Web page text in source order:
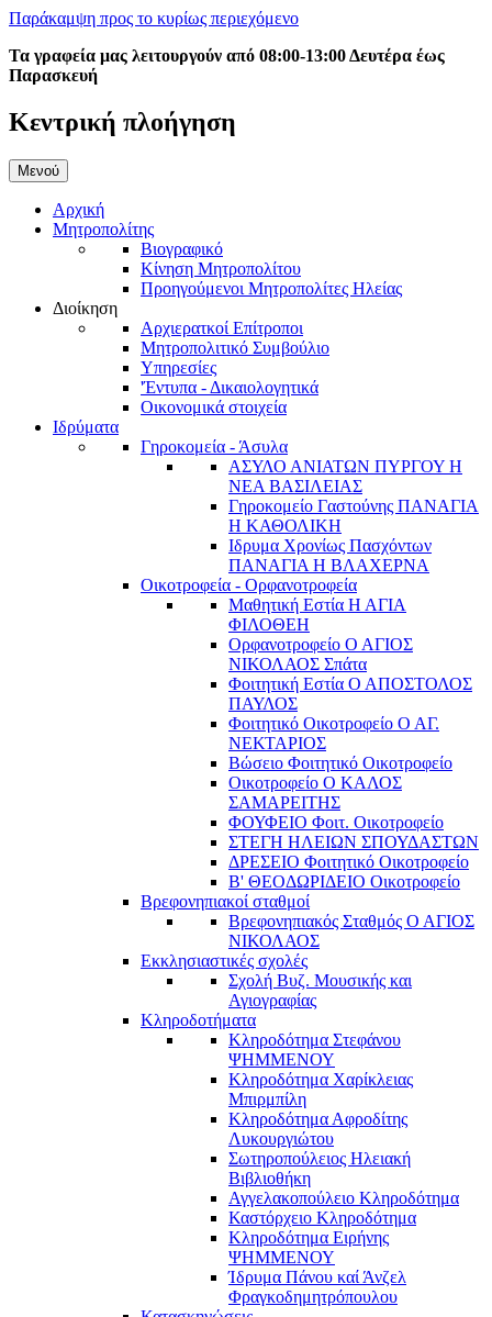
Παράκαμψη προς το κυρίως περιεχόμενο
Τα γραφεία μας λειτουργούν από 08:00-13:00 Δευτέρα έως
Παρασκευή
Κεντρική πλοήγηση
Μενού
Αρχική
Μητροπολίτης
Βιογραφικό
Κίνηση Μητροπολίτου
Προηγούμενοι Μητροπολίτες Ηλείας
Διοίκηση
Αρχιερατκοί Επίτροποι
Μητροπολιτικό Συμβούλιο
Υπηρεσίες
'Έντυπα - Δικαιολογητικά
Οικονομικά στοιχεία
Ιδρύματα
Γηροκομεία - Άσυλα
ΑΣΥΛΟ ΑΝΙΑΤΩΝ ΠΥΡΓΟΥ Η
ΝΕΑ ΒΑΣΙΛΕΙΑΣ
Γηροκομείο Γαστούνης ΠΑΝΑΓΙΑ
Η ΚΑΘΟΛΙΚΗ
Ιδρυμα Χρονίως Πασχόντων
ΠΑΝΑΓΙΑ Η ΒΛΑΧΕΡΝΑ
Οικοτροφεία - Ορφανοτροφεία
Μαθητική Εστία Η ΑΓΙΑ
ΦΙΛΟΘΕΗ
Ορφανοτροφείο Ο ΑΓΙΟΣ
ΝΙΚΟΛΑΟΣ Σπάτα
Φοιτητική Εστία Ο ΑΠΟΣΤΟΛΟΣ
ΠΑΥΛΟΣ
Φοιτητικό Οικοτροφείο Ο ΑΓ.
ΝΕΚΤΑΡΙΟΣ
Βώσειο Φοιτητικό Οικοτροφείο
Οικοτροφείο Ο ΚΑΛΟΣ
ΣΑΜΑΡΕΙΤΗΣ
ΦΟΥΦΕΙΟ Φοιτ. Οικοτροφείο
ΣΤΕΓΗ ΗΛΕΙΩΝ ΣΠΟΥΔΑΣΤΩΝ
ΔΡΕΣΕΙΟ Φοιτητικό Οικοτροφείο
Β' ΘΕΟΔΩΡΙΔΕΙΟ Οικοτροφείο
Βρεφονηπιακοί σταθμοί
Βρεφονηπιακός Σταθμός Ο ΑΓΙΟΣ
ΝΙΚΟΛΑΟΣ
Εκκλησιαστικές σχολές
Σχολή Βυζ. Μουσικής και
Αγιογραφίας
Κληροδοτήματα
Κληροδότημα Στεφάνου
ΨΗΜΜΕΝΟΥ
Κληροδότημα Χαρίκλειας
Μπιρμπίλη
Κληροδότημα Αφροδίτης
Λυκουργιώτου
Σωτηροπούλειος Ηλειακή
Βιβλιοθήκη
Αγγελακοπούλειο Κληροδότημα
Καστόρχειο Κληροδότημα
Κληροδότημα Ειρήνης
ΨΗΜΜΕΝΟΥ
Ίδρυμα Πάνου καί Άνζελ
Φραγκοδημητρόπουλου